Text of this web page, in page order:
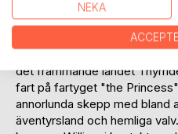
Här får du möta William en
hans resa när han
relativt trygga Sverige och
det främmande landet
fart på fartyget "the
annorlunda skepp med bland
äventyrsland och hemliga
NEKA